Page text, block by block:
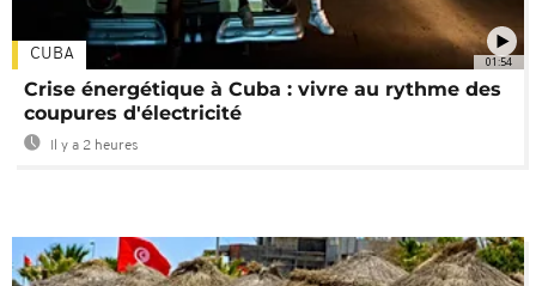
01:54
CUBA
Crise énergétique à Cuba : vivre au rythme des
coupures d'électricité
Il y a 2 heures